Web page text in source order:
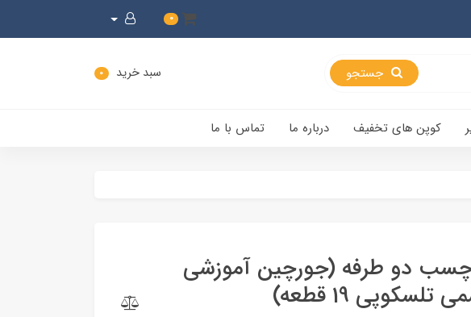
0
سبد خرید 0
کوپن های تخفیف درباره ما تماس با ما
شماره 1 : چسب دو طرفه (جورچین آموزشی
19 قطعه)